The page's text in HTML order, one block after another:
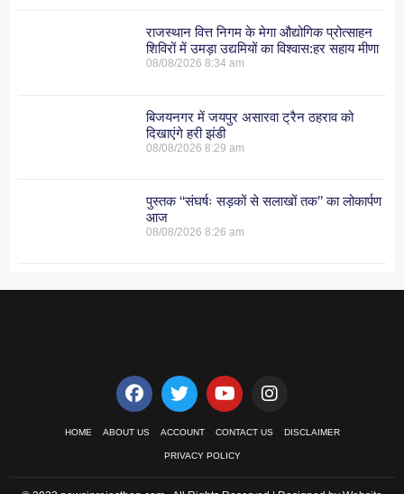
राजस्थान वित्त निगम के मेगा औद्योगिक प्रोत्साहन
शिविरों में उमड़ा उद्यमियों का विश्वास:हर सहाय मीणा
08/08/20268:34 am
बिजयनगर में जयपुर असारवा ट्रैन ठहराव को
दिखाएंगे हरी झंडी
08/08/20268:29 am
पुस्तक ‘‘संघर्षः सड़कों से सलाखों तक’’ का लोकार्पण
आज
08/08/20268:26 am
HOME ABOUT US ACCOUNT CONTACT US DISCLAIMER
PRIVACY POLICY